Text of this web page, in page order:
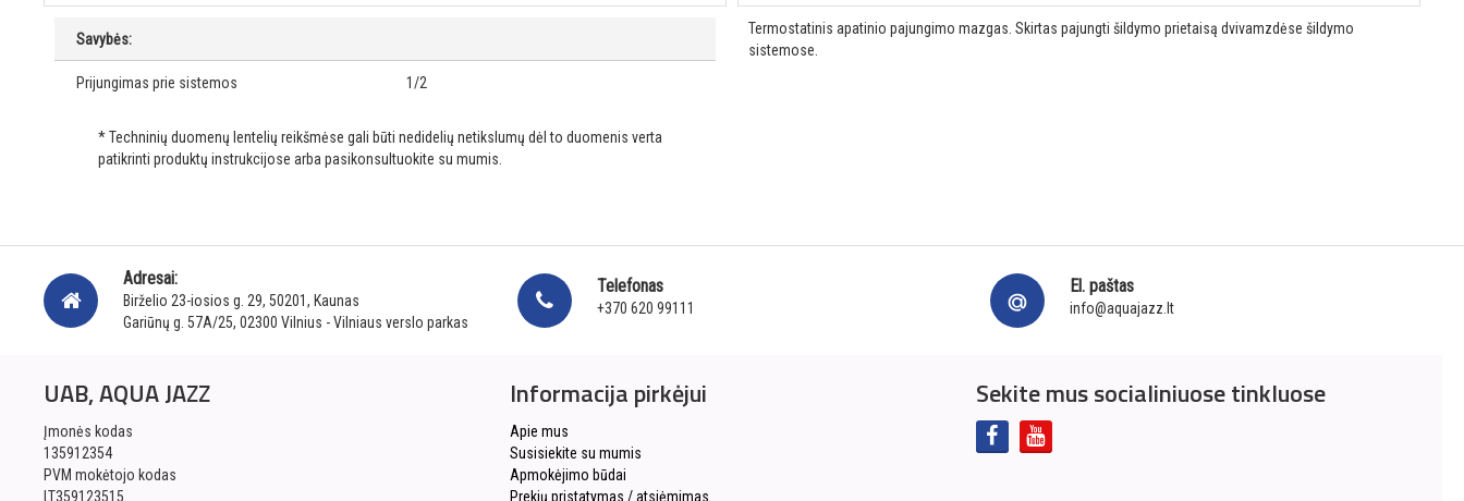
Savybės:
Prijungimas prie sistemos 1/2
* Techninių duomenų lentelių reikšmėse gali būti nedidelių netikslumų dėl to duomenis verta
patikrinti produktų instrukcijose arba pasikonsultuokite su mumis.
Termostatinis apatinio pajungimo mazgas. Skirtas pajungti šildymo prietaisą dvivamzdėse šildymo
sistemose.
Adresai:
Birželio 23-iosios g. 29, 50201, Kaunas
Gariūnų g. 57A/25, 02300 Vilnius - Vilniaus verslo parkas
Telefonas
+370 620 99111
El. paštas
info@aquajazz.lt
UAB, AQUA JAZZ
Įmonės kodas
135912354
PVM mokėtojo kodas
LT359123515
Informacija pirkėjui
Apie mus
Susisiekite su mumis
Apmokėjimo būdai
Prekių pristatymas / atsiėmimas
Sekite mus socialiniuose tinkluose